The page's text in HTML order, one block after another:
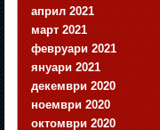
април 2021
март 2021
февруари 2021
януари 2021
декември 2020
ноември 2020
октомври 2020